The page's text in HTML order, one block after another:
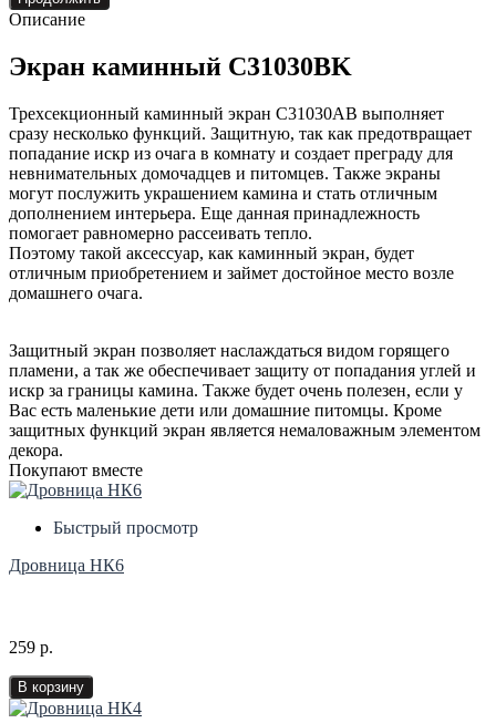
Описание
Экран каминный C31030BK
Трехсекционный каминный экран C31030AB выполняет
сразу несколько функций. Защитную, так как предотвращает
попадание искр из очага в комнату и создает преграду для
невнимательных домочадцев и питомцев. Также экраны
могут послужить украшением камина и стать отличным
дополнением интерьера. Еще данная принадлежность
помогает равномерно рассеивать тепло.
Поэтому такой аксессуар, как каминный экран, будет
отличным приобретением и займет достойное место возле
домашнего очага.
Защитный экран позволяет наслаждаться видом горящего
пламени, а так же обеспечивает защиту от попадания углей и
искр за границы камина. Также будет очень полезен, если у
Вас есть маленькие дети или домашние питомцы. Кроме
защитных функций экран является немаловажным элементом
декора.
Покупают вместе
Быстрый просмотр
Дровница НК6
259 р.
В корзину